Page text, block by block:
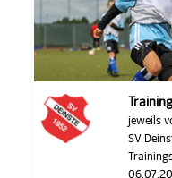
jeweils
SV